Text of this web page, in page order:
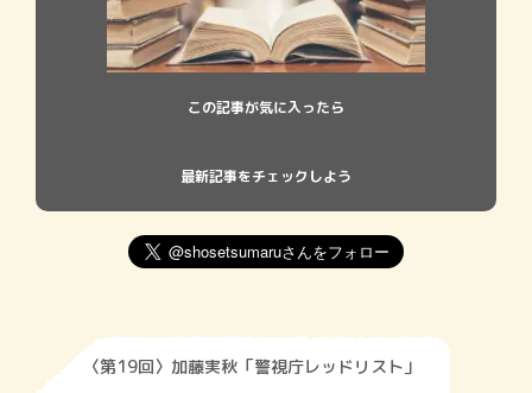
この記事が気に入ったら
最新記事をチェックしよう
〈第19回〉加藤実秋「警視庁レッドリスト」